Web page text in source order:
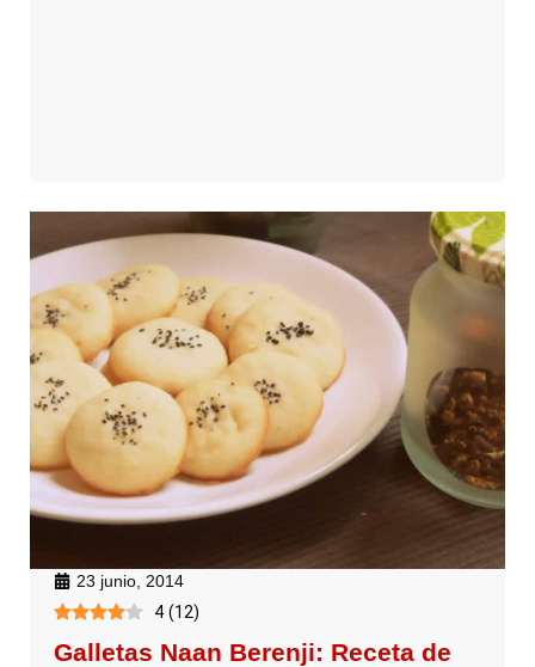
23 junio, 2014
4 (12)
Galletas Naan Berenji: Receta de